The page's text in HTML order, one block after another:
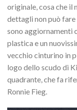
originale, cosa che il
dettagli non può
sono aggiornamenti
plastica e un
vecchio cinturino in
logo dello scudo di
quadrante, che fa
Ronnie Fieg.